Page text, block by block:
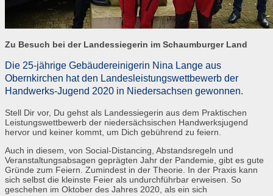
Zu Besuch bei der Landessiegerin im Schaumburger Land
Die 25-jährige Gebäudereinigerin Nina Lange aus
Obernkirchen hat den Landesleistungswettbewerb der
Handwerks-Jugend 2020 in Niedersachsen gewonnen.
Stell Dir vor, Du gehst als Landessiegerin aus dem Praktischen
Leistungswettbewerb der niedersächsischen Handwerksjugend
hervor und keiner kommt, um Dich gebührend zu feiern.
Auch in diesem, von Social-Distancing, Abstandsregeln und
Veranstaltungsabsagen geprägten Jahr der Pandemie, gibt es gute
Gründe zum Feiern. Zumindest in der Theorie. In der Praxis kann
sich selbst die kleinste Feier als undurchführbar erweisen. So
geschehen im Oktober des Jahres 2020, als ein sich